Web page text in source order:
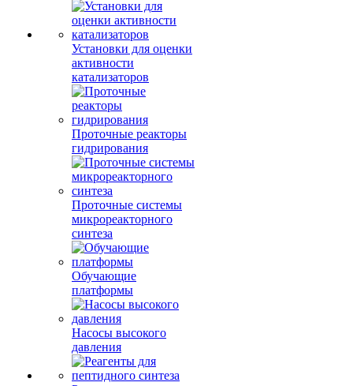
Установки для оценки
активности
катализаторов
Проточные реакторы
гидрирования
Проточные системы
микрореакторного
синтеза
Обучающие
платформы
Насосы высокого
давления